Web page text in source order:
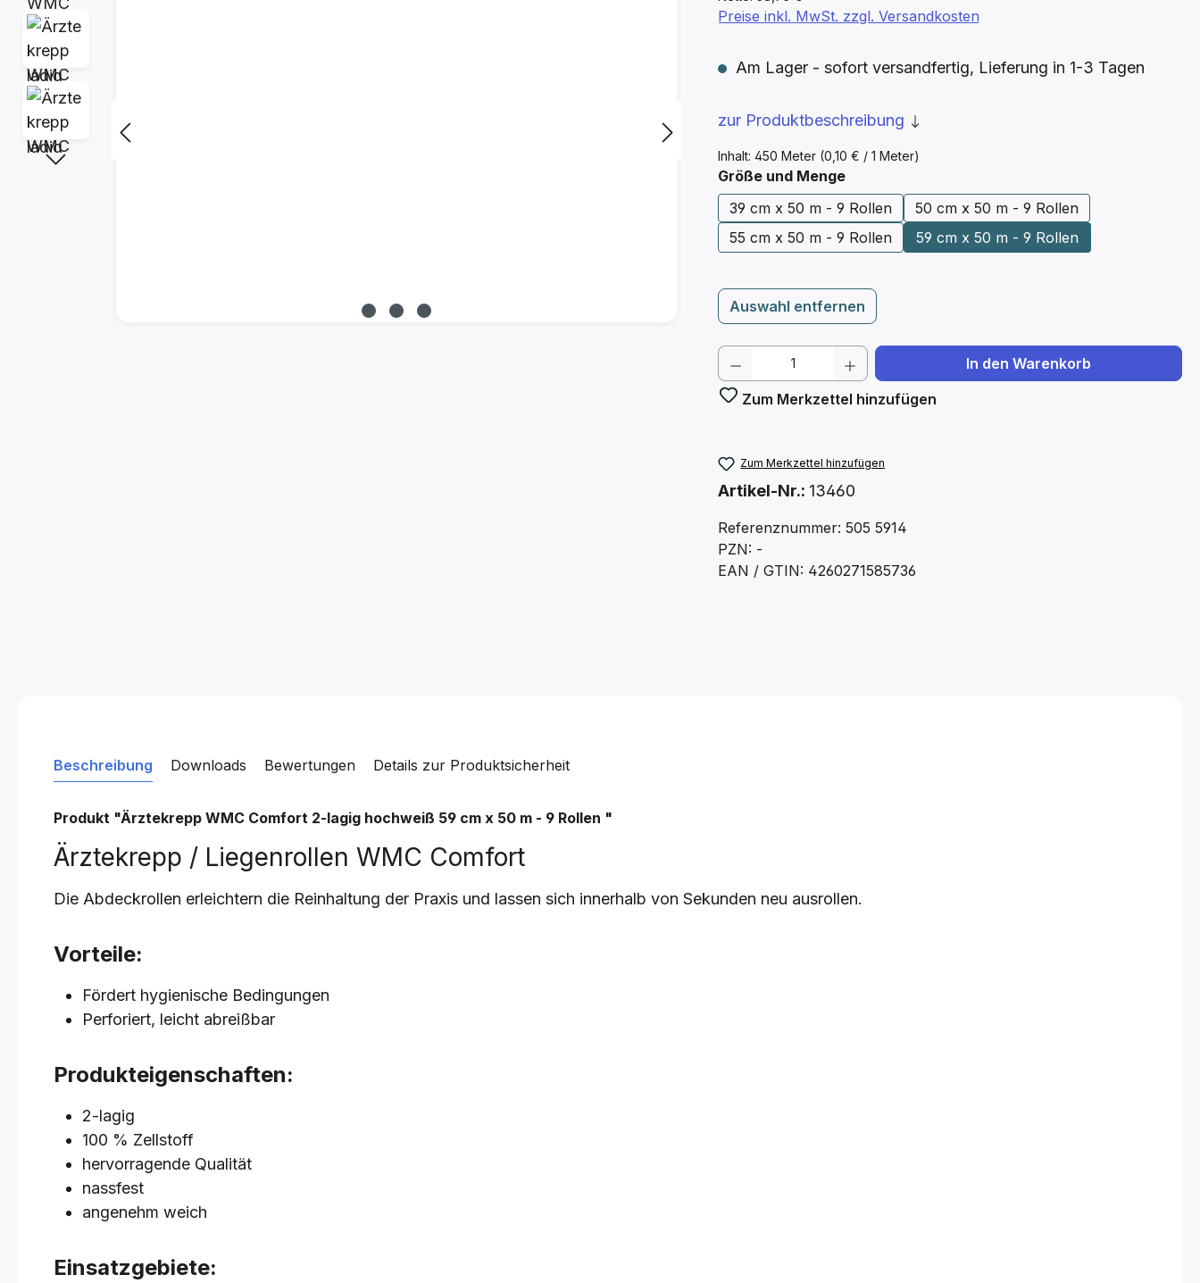
Inhalt: 450 Meter (0,10 € / 1 Meter)
Preise inkl. MwSt. zzgl. Versandkosten
Am Lager - sofort versandfertig, Lieferung in 1-3 Tagen
zur Produktbeschreibung
Größe und Mengeauswählen
39 cm x 50 m - 9 Rollen
50 cm x 50 m - 9 Rollen
55 cm x 50 m - 9 Rollen
59 cm x 50 m - 9 Rollen
Auswahl entfernen
Produkt Anzahl: Gib den gewünschten Wert
In den Warenkorb
Zum Merkzettel hinzufügen
Zum Merkzettel hinzufügen
Artikel-Nr.: 13460
Referenznummer: 505 5914
PZN: -
EAN / GTIN: 4260271585736
Beschreibung Downloads Details zur Produktsicherheit
Bewertungen
Produkt "Ärztekrepp WMC Comfort 2-lagig hochweiß 59 cm x 50 m - 9 Rollen "
Ärztekrepp / Liegenrollen WMC Comfort
Die Abdeckrollen erleichtern die Reinhaltung der Praxis und lassen sich innerhalb von Sekunden neu ausrollen.
Vorteile:
Fördert hygienische Bedingungen
Perforiert, leicht abreißbar
Produkteigenschaften:
2-lagig
100 % Zellstoff
hervorragende Qualität
nassfest
angenehm weich
Einsatzgebiete: